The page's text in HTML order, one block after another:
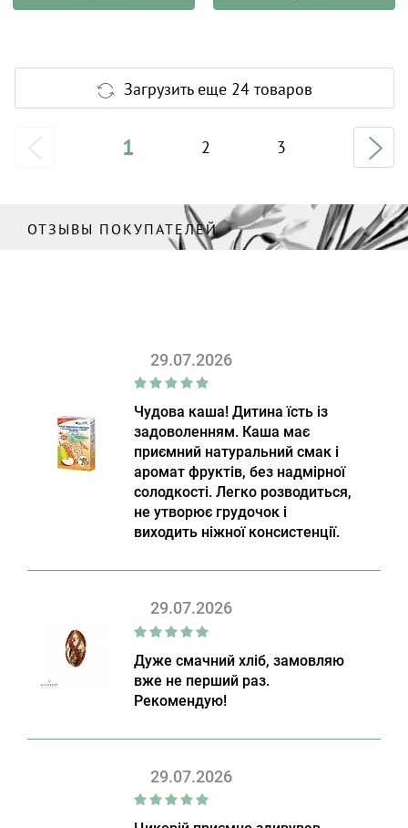
Загрузить еще 24 товаров
1 2 3
ОТЗЫВЫ ПОКУПАТЕЛЕЙ
29.07.2026
Чудова каша! Дитина їсть із
задоволенням. Каша має
приємний натуральний смак і
аромат фруктів, без надмірної
солодкості. Легко розводиться,
не утворює грудочок і
виходить ніжної консистенції.
29.07.2026
Дуже смачний хліб, замовляю
вже не перший раз.
Рекомендую!
29.07.2026